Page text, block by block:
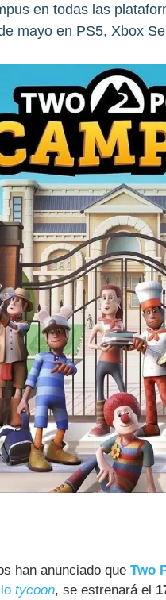
en todas las
mayo en PS5, Xbox
han anunciado que Two
tycoon, se estrenará el